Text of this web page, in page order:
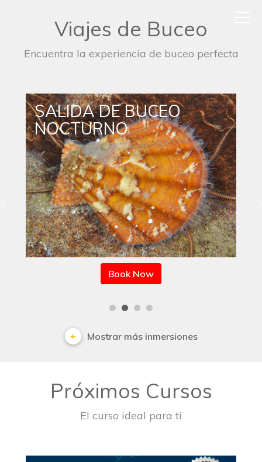
Viajes de Buceo
Encuentra la experiencia de buceo perfecta
SALIDA DE BUCEO
NOCTURNO
Book Now
Mostrar más inmersiones
Próximos Cursos
El curso ideal para ti